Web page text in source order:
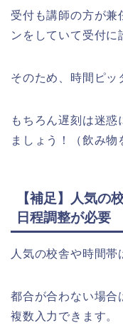
受付も講師の方が兼
ンをしていて受付に
そのため、時間ピッ
もちろん遅刻は迷
ましょう！（飲み物
【補足】人気の
日程調整が必要
人気の校舎や時間
都合が合わない場
複数入力できます。